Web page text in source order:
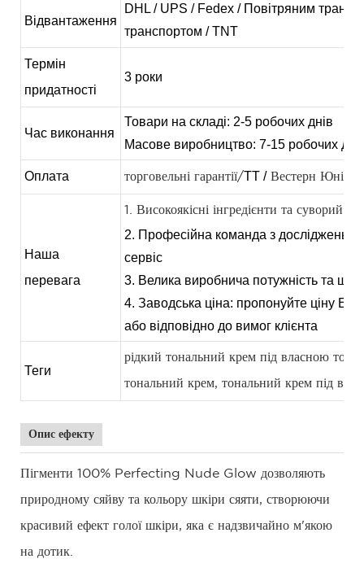
Відвантаження
DHL / UPS / Fedex / Повітряним
транспортом / TNT
Термін
придатності
3 роки
Час виконання
Товари на складі: 2-5 робочих днів
Масове виробництво: 7-15 робочих
Оплата торговельні гарантії/TT / Вестерн
Наша
перевага
1. Високоякісні інгредієнти та суворий
2. Професійна команда з досліджень
сервіс
3. Велика виробнича потужність та
4. Заводська ціна: пропонуйте ціну
або відповідно до вимог клієнта
Теги
рідкий тональний крем під власною
тональний крем, тональний крем під
Опис ефекту
Пігменти 100% Perfecting Nude Glow дозволяють
природному сяйву та кольору шкіри сяяти, створюючи
красивий ефект голої шкіри, яка є надзвичайно м'якою
на дотик.